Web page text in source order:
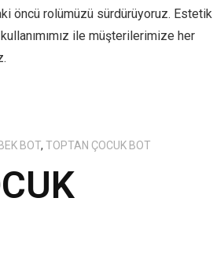
öncü rolümüzü sürdürüyoruz. Estetik
ile müşterilerimize her
BOT,TOPTAN ÇOCUK BOT